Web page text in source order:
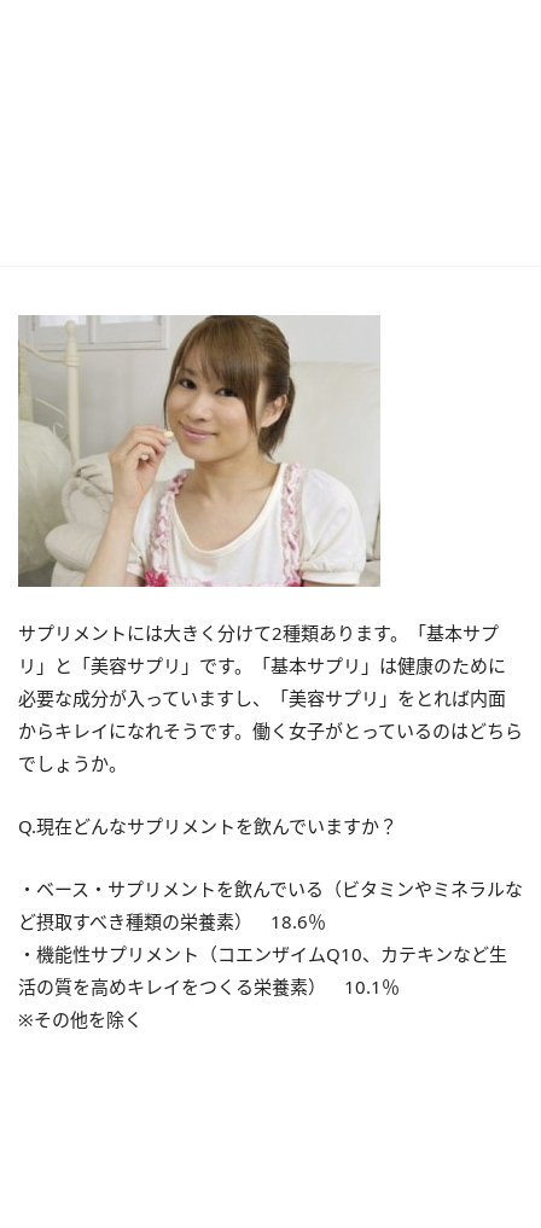
サプリメントには大きく分けて2種類あります。「基本サプ
リ」と「美容サプリ」です。「基本サプリ」は健康のために
必要な成分が入っていますし、「美容サプリ」をとれば内面
からキレイになれそうです。働く女子がとっているのはどちら
でしょうか。
Q.現在どんなサプリメントを飲んでいますか？
・ベース・サプリメントを飲んでいる（ビタミンやミネラルな
ど摂取すべき種類の栄養素） 18.6％
・機能性サプリメント（コエンザイムQ10、カテキンなど生
活の質を高めキレイをつくる栄養素） 10.1％
※その他を除く